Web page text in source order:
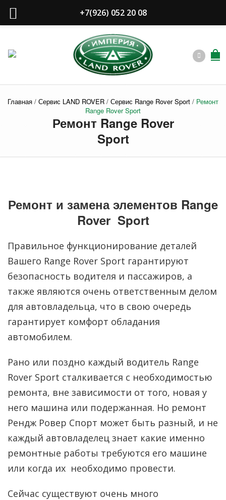
Главная / Сервис LAND ROVER / Сервис Range Rover Sport / Ремонт
Range Rover Sport
Ремонт Range Rover
Sport
Ремонт и замена элементов Range
Rover Sport
Правильное функционирование деталей
Вашего Range Rover Sport гарантируют
безопасность водителя и пассажиров, а
также являются очень ответственным делом
для автовладельца, что в свою очередь
гарантирует комфорт обладания
автомобилем.
Рано или поздно каждый водитель Range
Rover Sport сталкивается с необходимостью
ремонта, вне зависимости от того, новая у
него машина или подержанная. Но ремонт
Рендж Ровер Спорт может быть разный, и не
каждый автовладелец знает какие именно
ремонтные работы требуются его машине
или когда их необходимо провести.
Сейчас существуют очень много
+7(926) 052 20 08